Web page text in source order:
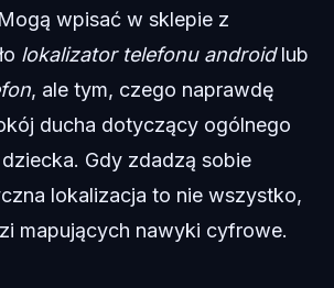
wpisać w sklepie z
lokalizator telefonu androidlub
, ale tym, czego naprawdę
ducha dotyczący ogólnego
Gdy zdadzą sobie
lokalizacja to nie wszystko,
mapujących nawyki cyfrowe.